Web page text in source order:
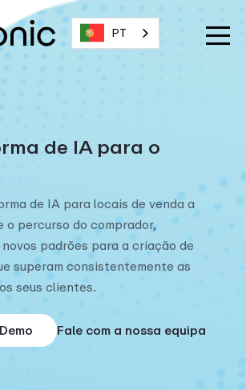
PT
de IA para o
de IA para locais de venda a
o percurso do comprador,
padrões para a criação de
superam consistentemente as
seus clientes.
Fale com a nossa equipa